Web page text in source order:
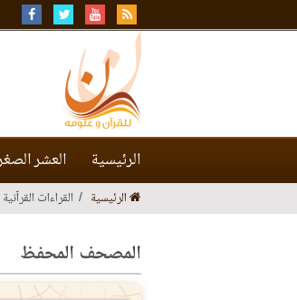
الرئيسية العشر
الرئيسية القراءات القرآنية
المصحف المحفظ